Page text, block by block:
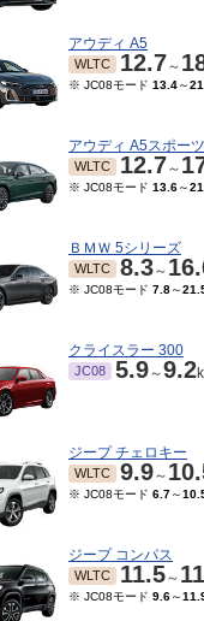
km/L
JC08 9.1 ～ 12
※ 10・15モード
12.2km/L
アウディ A5
WLTC 12.7～
※ JC08モード 13.4～
アウディ A5スポー
WLTC 12.7～
※ JC08モード 13.6～
ＢＭＷ 5シリーズ
WLTC 8.3～
※ JC08モード 7.8～
クライスラー 300
JC08 5.9～9.2
ジープ チェロキー
WLTC 9.9～
※ JC08モード 6.7～
ジープ コンパス
WLTC 11.5～
※ JC08モード 9.6～